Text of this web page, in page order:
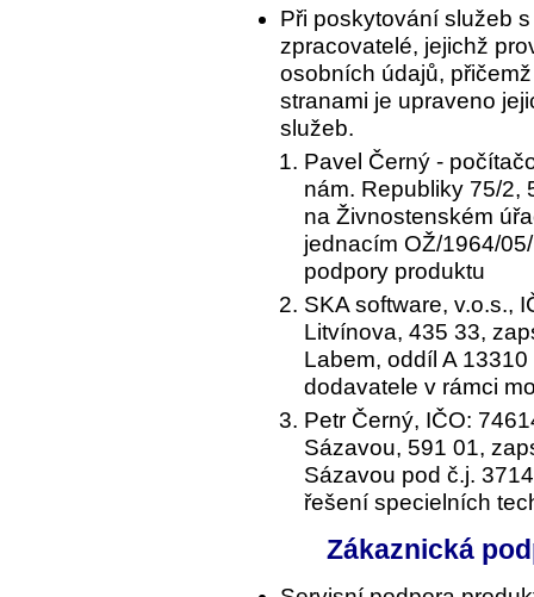
Při poskytování služeb
zpracovatelé, jejichž
osobních údajů,
stranami je upraveno
služeb.
Pavel Černý -
nám. Republiky 75/2,
na Živnostenském
jednacím OŽ/1964/
podpory produktu
SKA software, v.o.s.,
Litvínova, 435 33,
Labem, oddíl A
dodavatele v rámci
Petr Černý, IČO:
Sázavou, 591 01,
Sázavou pod č.j.
řešení specielních
Zákaznická